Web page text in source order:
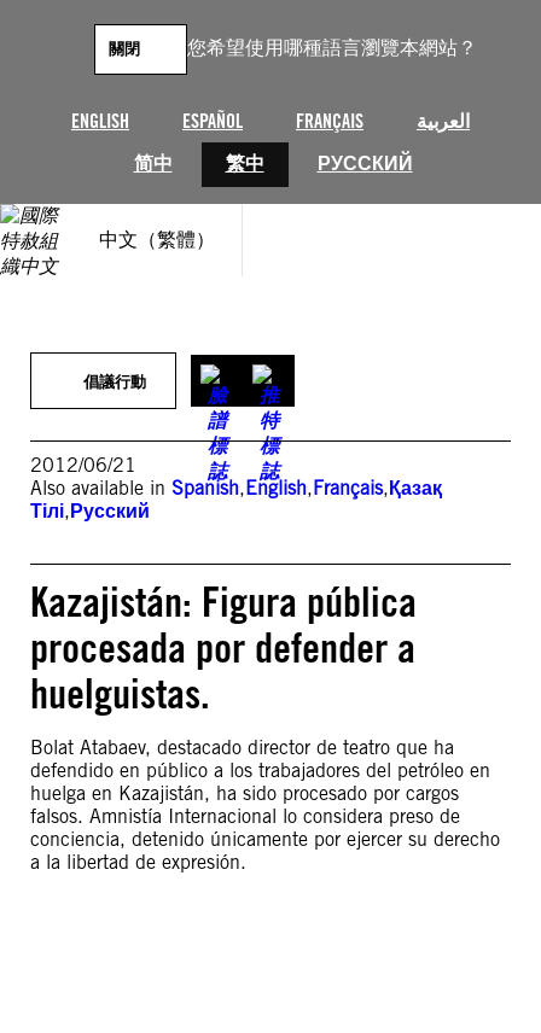
您希望使用哪種語言瀏覽本網站？
ENGLISH ESPAÑOL FRANÇAIS
العربية
简中
繁中 РУССКИЙ
關閉
中文（繁體）
倡議行動
2012/06/21
Also available in Spanish,English,Français,Қазақ
Тілі,Русский
Kazajistán: Figura pública
procesada por defender a
huelguistas.
Bolat Atabaev, destacado director de teatro que ha
defendido en público a los trabajadores del petróleo en
huelga en Kazajistán, ha sido procesado por cargos
falsos. Amnistía Internacional lo considera preso de
conciencia, detenido únicamente por ejercer su derecho
a la libertad de expresión.